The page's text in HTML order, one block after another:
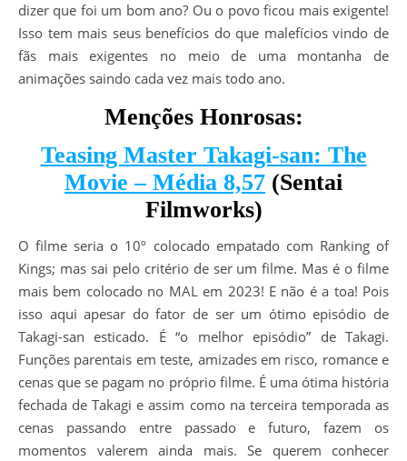
dizer que foi um bom ano? Ou o povo ficou mais exigente!
Isso tem mais seus benefícios do que malefícios vindo de
fãs mais exigentes no meio de uma montanha de
animações saindo cada vez mais todo ano.
Menções Honrosas:
Teasing Master Takagi-san: The
Movie – Média 8,57 (Sentai
Filmworks)
O filme seria o 10º colocado empatado com Ranking of
Kings; mas sai pelo critério de ser um filme. Mas é o filme
mais bem colocado no MAL em 2023! E não é a toa! Pois
isso aqui apesar do fator de ser um ótimo episódio de
Takagi-san esticado. É “o melhor episódio” de Takagi.
Funções parentais em teste, amizades em risco, romance e
cenas que se pagam no próprio filme. É uma ótima história
fechada de Takagi e assim como na terceira temporada as
cenas passando entre passado e futuro, fazem os
momentos valerem ainda mais. Se querem conhecer